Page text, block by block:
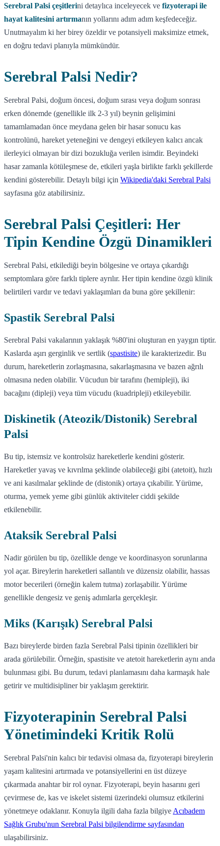
Serebral Palsi çeşitlerini detaylıca inceleyecek ve fizyoterapi ile
hayat kalitesini artırmanın yollarını adım adım keşfedeceğiz.
Unutmayalım ki her birey özeldir ve potansiyeli maksimize etmek,
en doğru tedavi planıyla mümkündür.
Serebral Palsi Nedir?
Serebral Palsi, doğum öncesi, doğum sırası veya doğum sonrası
erken dönemde (genellikle ilk 2-3 yıl) beynin gelişimini
tamamlamadan önce meydana gelen bir hasar sonucu kas
kontrolünü, hareket yeteneğini ve dengeyi etkileyen kalıcı ancak
ilerleyici olmayan bir dizi bozukluğa verilen isimdir. Beyindeki
hasar zamanla kötüleşmese de, etkileri yaşla birlikte farklı şekillerde
kendini gösterebilir. Detaylı bilgi için Wikipedia'daki Serebral Palsi
sayfasına göz atabilirsiniz.
Serebral Palsi Çeşitleri: Her
Tipin Kendine Özgü Dinamikleri
Serebral Palsi, etkilediği beyin bölgesine ve ortaya çıkardığı
semptomlara göre farklı tiplere ayrılır. Her tipin kendine özgü klinik
belirtileri vardır ve tedavi yaklaşımları da buna göre şekillenir:
Spastik Serebral Palsi
Serebral Palsi vakalarının yaklaşık %80'ini oluşturan en yaygın tiptir.
Kaslarda aşırı gerginlik ve sertlik (spastisite) ile karakterizedir. Bu
durum, hareketlerin zorlaşmasına, sakarlaşmasına ve bazen ağrılı
olmasına neden olabilir. Vücudun bir tarafını (hemipleji), iki
bacağını (dipleji) veya tüm vücudu (kuadripleji) etkileyebilir.
Diskinetik (Ateozik/Distonik) Serebral
Palsi
Bu tip, istemsiz ve kontrolsüz hareketlerle kendini gösterir.
Hareketler yavaş ve kıvrılma şeklinde olabileceği gibi (atetoit), hızlı
ve ani kasılmalar şeklinde de (distonik) ortaya çıkabilir. Yürüme,
oturma, yemek yeme gibi günlük aktiviteler ciddi şekilde
etkilenebilir.
Ataksik Serebral Palsi
Nadir görülen bu tip, özellikle denge ve koordinasyon sorunlarına
yol açar. Bireylerin hareketleri sallantılı ve düzensiz olabilir, hassas
motor becerileri (örneğin kalem tutma) zorlaşabilir. Yürüme
genellikle dengesiz ve geniş adımlarla gerçekleşir.
Miks (Karışık) Serebral Palsi
Bazı bireylerde birden fazla Serebral Palsi tipinin özellikleri bir
arada görülebilir. Örneğin, spastisite ve atetoit hareketlerin aynı anda
bulunması gibi. Bu durum, tedavi planlamasını daha karmaşık hale
getirir ve multidisipliner bir yaklaşım gerektirir.
Fizyoterapinin Serebral Palsi
Yönetimindeki Kritik Rolü
Serebral Palsi'nin kalıcı bir tedavisi olmasa da, fizyoterapi bireylerin
yaşam kalitesini artırmada ve potansiyellerini en üst düzeye
çıkarmada anahtar bir rol oynar. Fizyoterapi, beyin hasarını geri
çevirmese de, kas ve iskelet sistemi üzerindeki olumsuz etkilerini
yönetmeye odaklanır. Konuyla ilgili daha fazla bilgiye Acıbadem
Sağlık Grubu'nun Serebral Palsi bilgilendirme sayfasından
ulaşabilirsiniz.